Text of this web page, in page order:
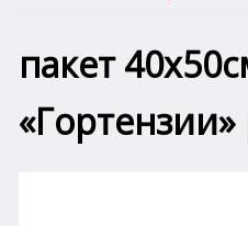
пакет
«Гортензии»